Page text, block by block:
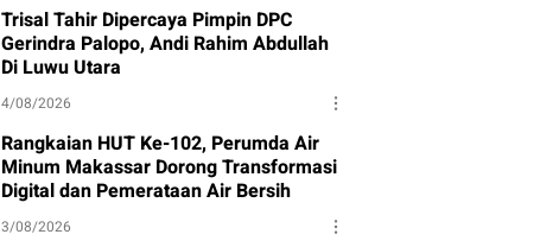
Trisal Tahir Dipercaya Pimpin DPC
Gerindra Palopo, Andi Rahim Abdullah
Di Luwu Utara
4/08/2026
Rangkaian HUT Ke-102, Perumda Air
Minum Makassar Dorong Transformasi
Digital dan Pemerataan Air Bersih
3/08/2026